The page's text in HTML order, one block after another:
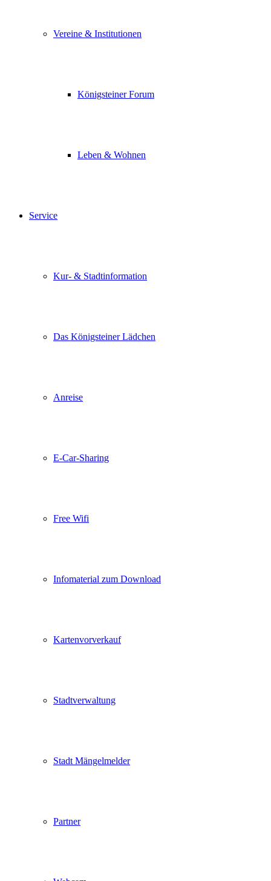
Vereine & Institutionen
Königsteiner Forum
Leben & Wohnen
Service
Kur- & Stadtinformation
Das Königsteiner Lädchen
Anreise
E-Car-Sharing
Free Wifi
Infomaterial zum Download
Kartenvorverkauf
Stadtverwaltung
Stadt Mängelmelder
Partner